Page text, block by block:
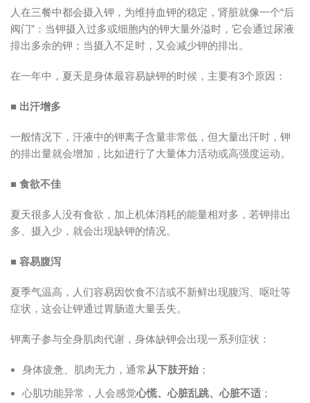
人在三餐中都会摄入钾，为维持血钾的稳定，肾脏就像一个“后
阀门”：当钾摄入过多或细胞内的钾大量外溢时，它会通过尿液
排出多余的钾；当摄入不足时，又会减少钾的排出。
在一年中，夏天是身体最容易缺钾的时候，主要有3个原因：
■ 出汗增多
一般情况下，汗液中的钾离子含量非常低，但大量出汗时，钾
的排出量就会增加，比如进行了大量体力活动或高强度运动。
■ 食欲不佳
夏天很多人没有食欲，加上机体消耗的能量相对多，若钾排出
多、摄入少，就会出现缺钾的情况。
■ 容易腹泻
夏季气温高，人们容易因饮食不洁或不新鲜出现腹泻、呕吐等
症状，这会让钾通过胃肠道大量丢失。
钾离子参与全身肌肉代谢，身体缺钾会出现一系列症状：
身体疲惫、肌肉无力，通常 从下肢开始 ；
心肌功能异常，人会感觉心慌、心脏乱跳、心脏不适 ；